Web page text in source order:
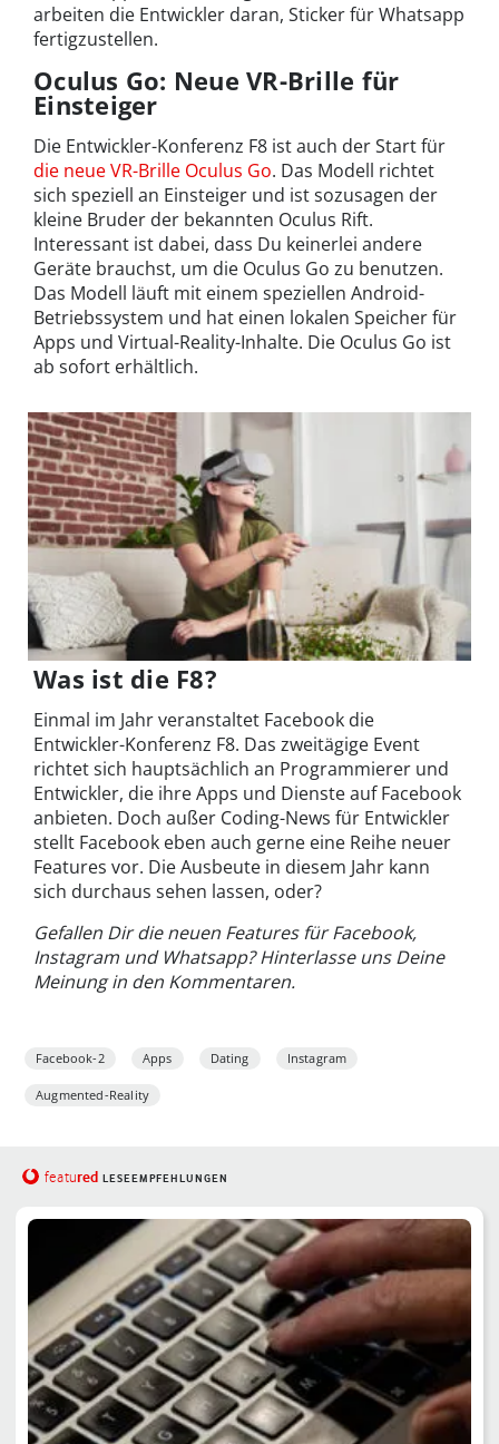
arbeiten die Entwickler daran, Sticker für Whatsapp
fertigzustellen.
Oculus Go: Neue VR-Brille für
Einsteiger
Die Entwickler-Konferenz F8 ist auch der Start für
die neue VR-Brille Oculus Go. Das Modell richtet
sich speziell an Einsteiger und ist sozusagen der
kleine Bruder der bekannten Oculus Rift.
Interessant ist dabei, dass Du keinerlei andere
Geräte brauchst, um die Oculus Go zu benutzen.
Das Modell läuft mit einem speziellen Android-
Betriebssystem und hat einen lokalen Speicher für
Apps und Virtual-Reality-Inhalte. Die Oculus Go ist
ab sofort erhältlich.
Was ist die F8?
Einmal im Jahr veranstaltet Facebook die
Entwickler-Konferenz F8. Das zweitägige Event
richtet sich hauptsächlich an Programmierer und
Entwickler, die ihre Apps und Dienste auf Facebook
anbieten. Doch außer Coding-News für Entwickler
stellt Facebook eben auch gerne eine Reihe neuer
Features vor. Die Ausbeute in diesem Jahr kann
sich durchaus sehen lassen, oder?
Gefallen Dir die neuen Features für Facebook,
Instagram und Whatsapp? Hinterlasse uns Deine
Meinung in den Kommentaren.
Facebook-2 Apps Dating Instagram
Augmented-Reality
featured LESEEMPFEHLUNGEN